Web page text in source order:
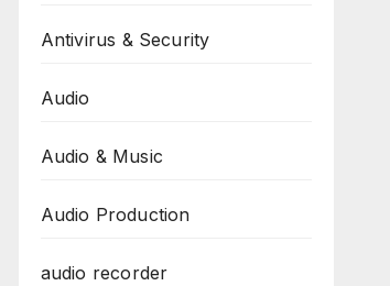
Antivirus & Security
Audio
Audio & Music
Audio Production
audio recorder